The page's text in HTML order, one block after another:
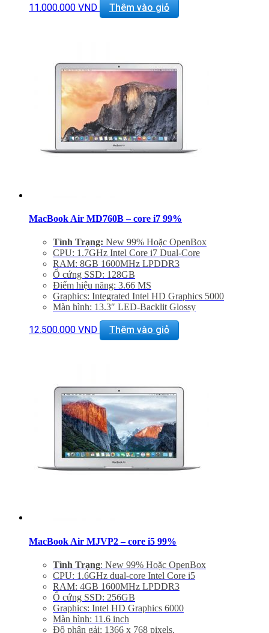
Độ phân gải: 1440 x 900
Cổng mạng: 802.11ac Wi-Fi, Bluetooth 4.0
Hệ điều hành: Mac OS X Mavericks
Giảm 20% khi mua phụ kiện túi chống sốc và dán
máy
Bảo hành 6 tháng, đổi trả trong 15 ngày
Miễn phí vận chuyển trên toàn quốc
Miễn phí hỗ trợ cài đặt phần mềm
11.000.000 VND Thêm vào giỏ
MacBook Air MD760B – core i7 99%
Tình Trạng: New 99% Hoặc OpenBox
CPU: 1.7GHz Intel Core i7 Dual-Core
RAM: 8GB 1600MHz LPDDR3
Ổ cứng SSD: 128GB
Điểm hiệu năng: 3.66 MS
Graphics: Integrated Intel HD Graphics 5000
Màn hình: 13.3″ LED-Backlit Glossy
Độ phân gải: 1440 x 900
Cổng mạng: 802.11ac Wi-Fi, Bluetooth 4.0
Khe cắm: Dual USB 3.0 Ports, One Thunderbolt Port
máy
Bảo hành 6 tháng, đổi trả trong 15 ngày
Miễn phí vận chuyển trên toàn quốc
Miễn phí hỗ trợ cài đặt phần mềm
12.500.000 VND Thêm vào giỏ
MacBook Air MJVP2 – core i5 99%
Tình Trạng: New 99% Hoặc OpenBox
CPU: 1.6GHz dual-core Intel Core i5
RAM: 4GB 1600MHz LPDDR3
Ổ cứng SSD: 256GB
Graphics: Intel HD Graphics 6000
Màn hình: 11.6 inch
Độ phân gải: 1366 x 768 pixels.